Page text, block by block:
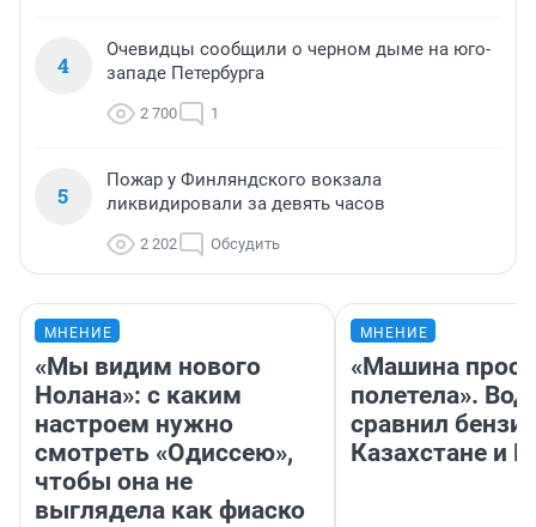
4
Очевидцы сообщили о черном дыме на юго-
западе Петербурга
2 700 1
5
Пожар у Финляндского вокзала
ликвидировали за девять часов
2 202 Обсудить
МНЕНИЕ
«Мы видим нового
Нолана»: с каким
настроем нужно
смотреть «Одиссею»,
чтобы она не
выглядела как фиаско
МНЕНИЕ
«Машина
полетела».
сравнил
Казахстане и